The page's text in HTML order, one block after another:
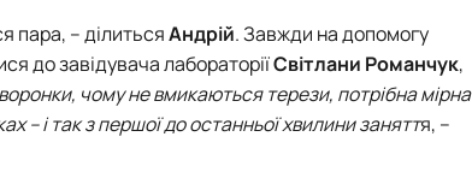
пара, – ділитьсяАндрій. Завжди на допомогу
до завідувача лабораторіїСвітлани Романчук,
чому не вмикаються терези, потрібна мірна
– і так з першої до останньої хвилини заняття, –